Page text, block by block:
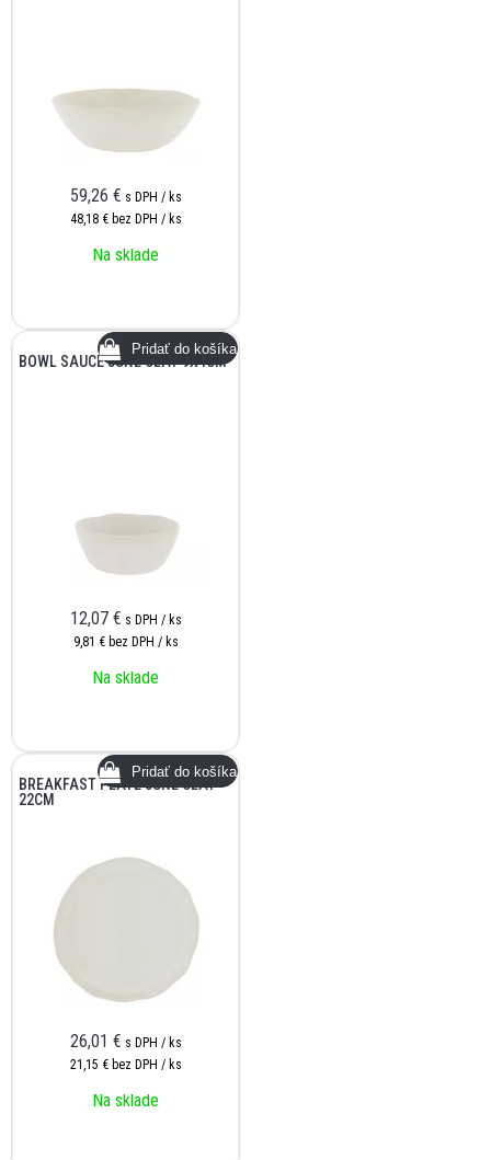
59,26 € s DPH / ks
48,18 € bez DPH / ks
Na sklade
BOWL SAUCE JUNE CLAY 9X4CM
12,07 € s DPH / ks
9,81 € bez DPH / ks
Na sklade
BREAKFAST PLATE JUNE CLAY
22CM
26,01 € s DPH / ks
21,15 € bez DPH / ks
Na sklade